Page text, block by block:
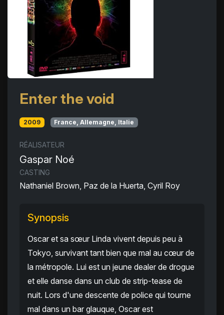
Enter the void
2009 France, Allemagne, Italie
RÉALISATEUR
Gaspar Noé
CASTING
Nathaniel Brown, Paz de la Huerta, Cyril Roy
Synopsis
Oscar et sa sœur Linda vivent depuis peu à
Tokyo, survivant tant bien que mal au cœur de
la métropole. Lui est un jeune dealer de drogue
et elle danse dans un club de strip-tease de
nuit. Lors d'une descente de police qui tourne
mal dans un bar glauque, Oscar est